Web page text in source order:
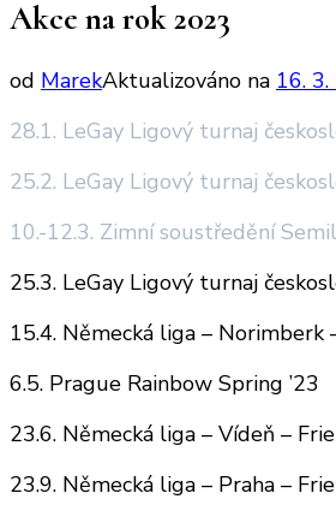
Akce na rok 2023
od MarekAktualizováno na 16.
28.1. LeGay Ligový turnaj
25.2. LeGay Ligový turnaj
10.-12.3. Zimní soustředění
25.3. LeGay Ligový turnaj
15.4. Německá liga – Norimberk
6.5. Prague Rainbow Spring ’23
23.6. Německá liga – Vídeň –
23.9. Německá liga – Praha –